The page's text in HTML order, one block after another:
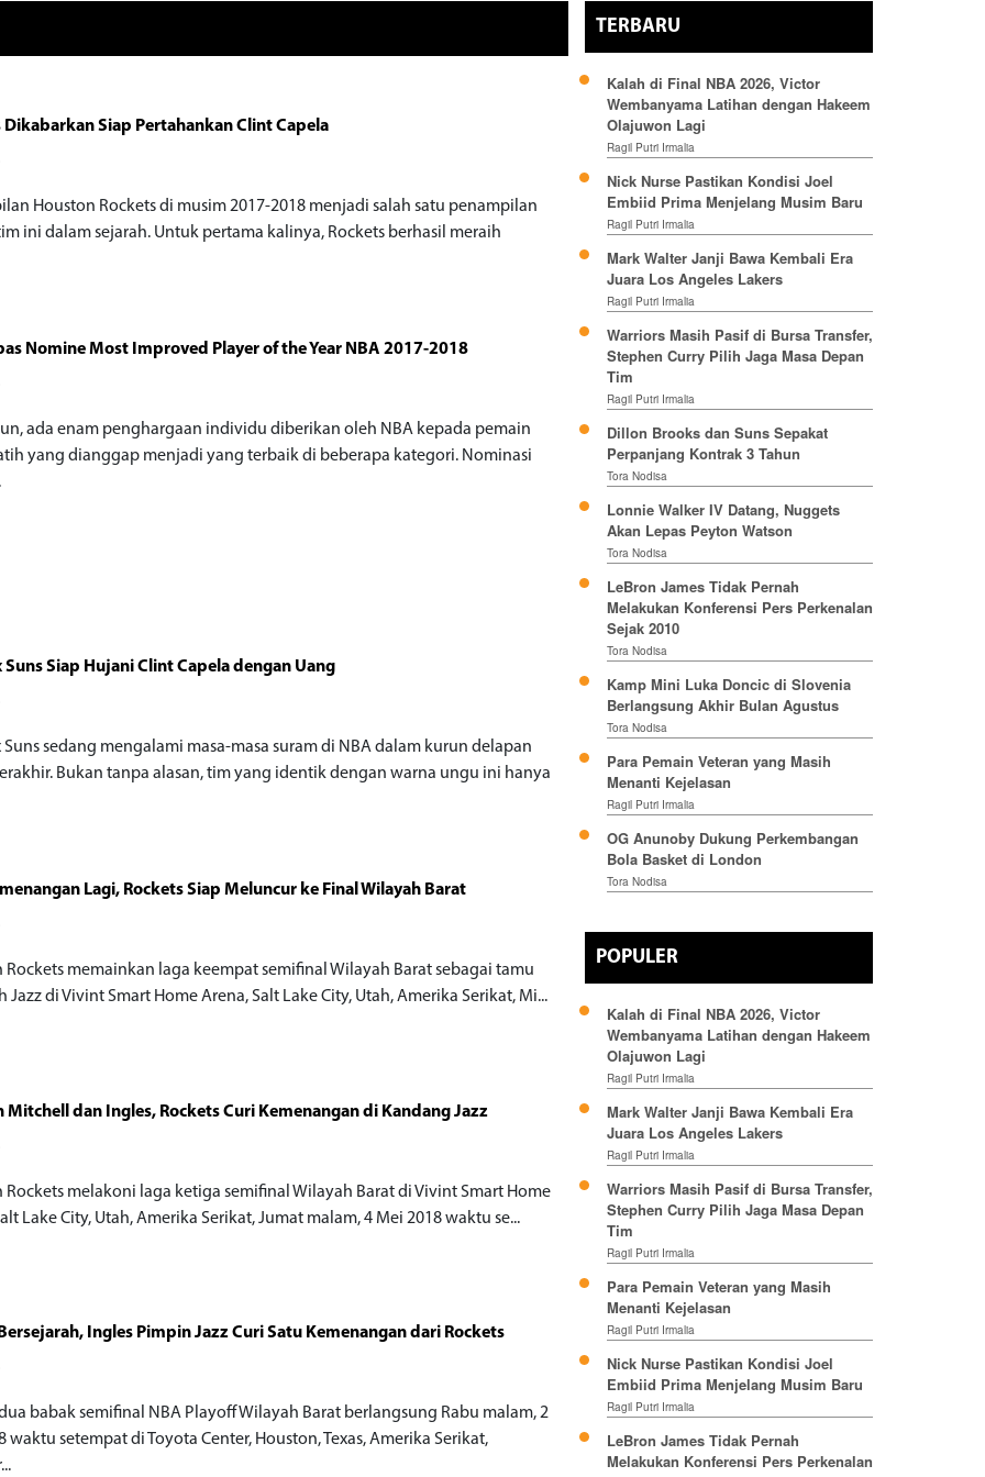
Dikabarkan Siap Pertahankan Clint Capela
Houston Rockets di musim 2017-2018 menjadi salah satu penampilan
ini dalam sejarah. Untuk pertama kalinya, Rockets berhasil meraih
Nomine Most Improved Player of the Year NBA 2017-2018
ada enam penghargaan individu diberikan oleh NBA kepada pemain
yang dianggap menjadi yang terbaik di beberapa kategori. Nominasi
Suns Siap Hujani Clint Capela dengan Uang
Suns sedang mengalami masa-masa suram di NBA dalam kurun delapan
Bukan tanpa alasan, tim yang identik dengan warna ungu ini hanya
Lagi, Rockets Siap Meluncur ke Final Wilayah Barat
Rockets memainkan laga keempat semifinal Wilayah Barat sebagai tamu
Jazz di Vivint Smart Home Arena, Salt Lake City, Utah, Amerika Serikat, Mi...
Mitchell dan Ingles, Rockets Curi Kemenangan di Kandang Jazz
Rockets melakoni laga ketiga semifinal Wilayah Barat di Vivint Smart Home
Lake City, Utah, Amerika Serikat, Jumat malam, 4 Mei 2018 waktu se...
Ingles Pimpin Jazz Curi Satu Kemenangan dari Rockets
babak semifinal NBA Playoff Wilayah Barat berlangsung Rabu malam, 2
waktu setempat di Toyota Center, Houston, Texas, Amerika Serikat,
TERBARU
Kalah di Final NBA 2026, Victor
Wembanyama Latihan dengan Hakeem
Olajuwon Lagi
Ragil Putri Irmalia
Nick Nurse Pastikan Kondisi Joel
Embiid Prima Menjelang Musim Baru
Ragil Putri Irmalia
Mark Walter Janji Bawa Kembali Era
Juara Los Angeles Lakers
Ragil Putri Irmalia
Warriors Masih Pasif di Bursa Transfer,
Stephen Curry Pilih Jaga Masa Depan
Tim
Ragil Putri Irmalia
Dillon Brooks dan Suns Sepakat
Perpanjang Kontrak 3 Tahun
Tora Nodisa
Lonnie Walker IV Datang, Nuggets
Akan Lepas Peyton Watson
Tora Nodisa
LeBron James Tidak Pernah
Melakukan Konferensi Pers Perkenalan
Sejak 2010
Tora Nodisa
Kamp Mini Luka Doncic di Slovenia
Berlangsung Akhir Bulan Agustus
Tora Nodisa
Para Pemain Veteran yang Masih
Menanti Kejelasan
Ragil Putri Irmalia
OG Anunoby Dukung Perkembangan
Bola Basket di London
Tora Nodisa
POPULER
Kalah di Final NBA 2026, Victor
Wembanyama Latihan dengan Hakeem
Olajuwon Lagi
Ragil Putri Irmalia
Mark Walter Janji Bawa Kembali Era
Juara Los Angeles Lakers
Ragil Putri Irmalia
Warriors Masih Pasif di Bursa Transfer,
Stephen Curry Pilih Jaga Masa Depan
Tim
Ragil Putri Irmalia
Para Pemain Veteran yang Masih
Menanti Kejelasan
Ragil Putri Irmalia
Nick Nurse Pastikan Kondisi Joel
Embiid Prima Menjelang Musim Baru
Ragil Putri Irmalia
LeBron James Tidak Pernah
Melakukan Konferensi Pers Perkenalan